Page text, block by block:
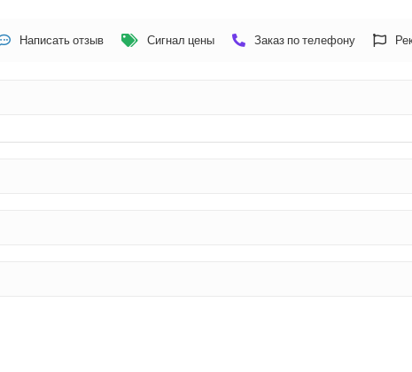
Написать отзыв Сигнал цены Заказ по телефону